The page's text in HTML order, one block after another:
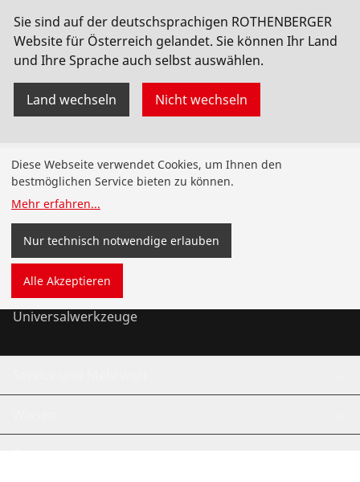
Sie sind auf der deutschsprachigen ROTHENBERGER
Website für Österreich gelandet. Sie können Ihr Land
und Ihre Sprache auch selbst auswählen.
Land wechseln Nicht wechseln
Produkte
Installation
Wartung
Kälte- und Klimatechnik
Universalwerkzeuge
Diese Webseite verwendet Cookies, um Ihnen den
bestmöglichen Service bieten zu können.
Mehr erfahren...
Nur technisch notwendige erlauben
Alle Akzeptieren